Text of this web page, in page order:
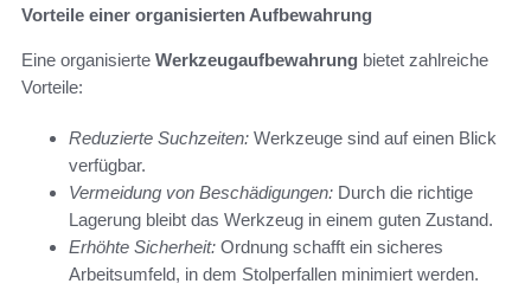
Vorteile einer organisierten Aufbewahrung
Eine organisierte Werkzeugaufbewahrung bietet zahlreiche
Vorteile:
Reduzierte Suchzeiten: Werkzeuge sind auf einen Blick
verfügbar.
Vermeidung von Beschädigungen: Durch die richtige
Lagerung bleibt das Werkzeug in einem guten Zustand.
Erhöhte Sicherheit: Ordnung schafft ein sicheres
Arbeitsumfeld, in dem Stolperfallen minimiert werden.